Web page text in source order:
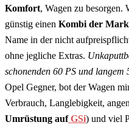
Komfort, Wagen zu besorgen.
günstig einen Kombi der
Name in der nicht
ohne jegliche Extras.
schonenden 60 PS und langem
Opel Gegner, bot der Wagen
Verbrauch, Langlebigkeit,
Umrüstung aufGSi) und viel